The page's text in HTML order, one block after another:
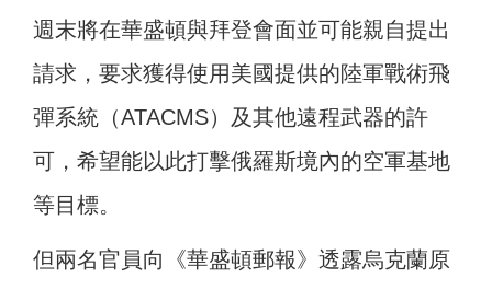
週末將在華盛頓與拜登會面並可能親自提出
請求，要求獲得使用美國提供的陸軍戰術飛
彈系統（ATACMS）及其他遠程武器的許
可，希望能以此打擊俄羅斯境內的空軍基地
等目標。
但兩名官員向《華盛頓郵報》透露烏克蘭原